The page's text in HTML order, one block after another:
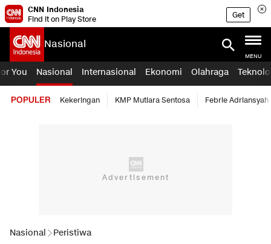
CNN Indonesia
Find it on Play Store
Get
Nasional
MENU
You Nasional Internasional Ekonomi Olahraga
POPULER Kekeringan KMP Mutiara Sentosa Febrie Adriansyah
Nasional Peristiwa